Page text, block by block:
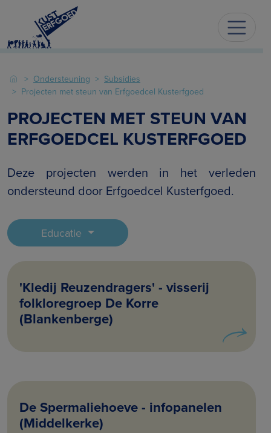
Ondersteuning
Subsidies
Projecten met steun van Erfgoedcel Kusterfgoed
PROJECTEN MET STEUN VAN
ERFGOEDCEL KUSTERFGOED
Deze projecten werden in het verleden
ondersteund door Erfgoedcel Kusterfgoed.
Educatie
'Kledij Reuzendragers' - visserij
folkloregroep De Korre
(Blankenberge)
De Spermaliehoeve - infopanelen
(Middelkerke)